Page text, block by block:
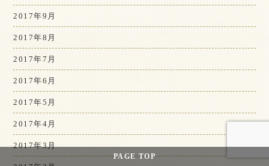
PAGETOP
2017年9月
2017年8月
2017年7月
2017年6月
2017年5月
2017年4月
2017年3月